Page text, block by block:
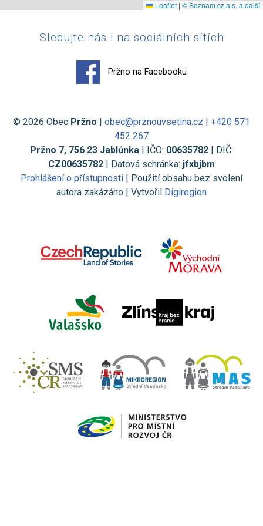
Leaflet | © Seznam.cz a.s. a další
Sledujte nás i na sociálních sítích
Pržno na Facebooku
© 2026 Obec Pržno obec@prznouvsetina.cz
+420 571
452 267
Pržno 7, 756 23 Jablůnka | IČO: 00635782 | DIČ:
CZ00635782 | Datová schránka: jfxbjbm
Prohlášení o přístupnosti | Použití obsahu bez svolení
autora zakázáno | Vytvořil Digiregion